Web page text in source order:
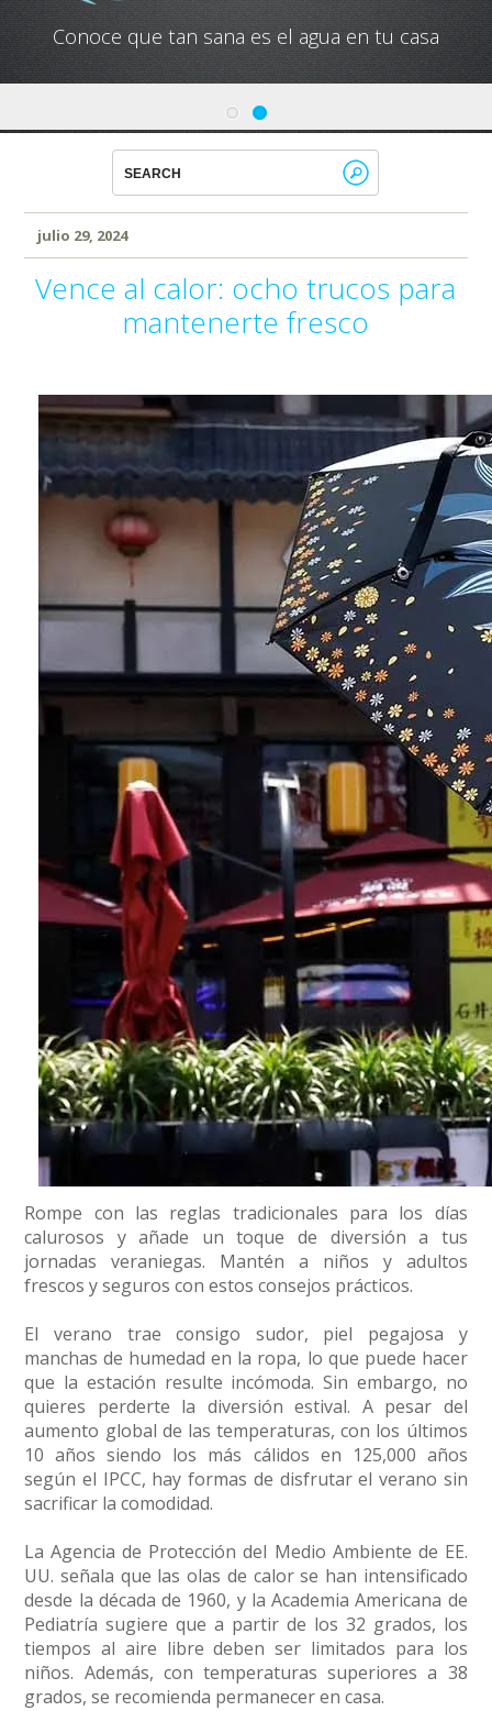
Conoce que tan sana es el agua en tu casa
Conoce cual es el mejor calentador solar de
México
julio 29, 2024
Vence al calor: ocho trucos para
mantenerte fresco
Rompe con las reglas tradicionales para los días
calurosos y añade un toque de diversión a tus
jornadas veraniegas. Mantén a niños y adultos
frescos y seguros con estos consejos prácticos.
El verano trae consigo sudor, piel pegajosa y
manchas de humedad en la ropa, lo que puede hacer
que la estación resulte incómoda. Sin embargo, no
quieres perderte la diversión estival. A pesar del
aumento global de las temperaturas, con los últimos
10 años siendo los más cálidos en 125,000 años
según el IPCC, hay formas de disfrutar el verano sin
sacrificar la comodidad.
La Agencia de Protección del Medio Ambiente de EE.
UU. señala que las olas de calor se han intensificado
desde la década de 1960, y la Academia Americana de
Pediatría sugiere que a partir de los 32 grados, los
tiempos al aire libre deben ser limitados para los
niños. Además, con temperaturas superiores a 38
grados, se recomienda permanecer en casa.